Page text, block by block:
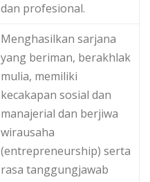
dan profesional.
Menghasilkan sarjana
yang beriman, berakhlak
mulia, memiliki
kecakapan sosial dan
manajerial dan berjiwa
wirausaha
(entrepreneurship) serta
rasa tanggungjawab